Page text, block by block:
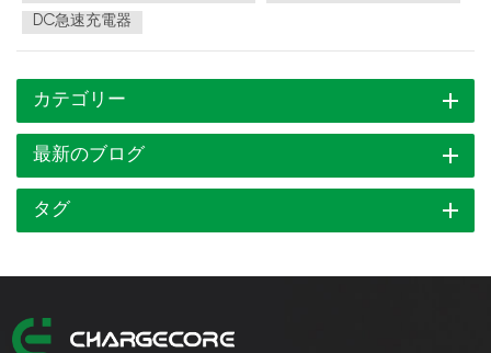
DC急速充電器
カテゴリー
最新のブログ
タグ